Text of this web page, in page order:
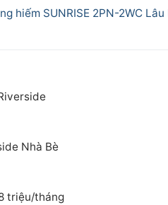
hiếm SUNRISE 2PN-2WC
Nhà Bè
triệu/tháng